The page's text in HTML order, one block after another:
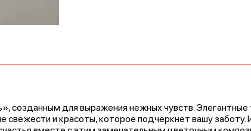
для выражения нежных чувств.
и красоты, которое подчеркнет вашу